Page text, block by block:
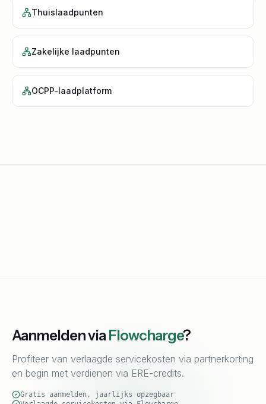
Thuislaadpunten
Zakelijke laadpunten
OCPP-laadplatform
Aanmelden viaFlowcharge?
Profiteer van verlaagde servicekosten via partnerkorting
en begin met verdienen via ERE-credits.
Gratis aanmelden, jaarlijks opzegbaar